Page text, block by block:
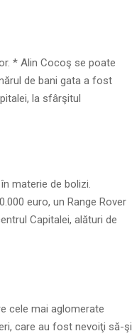
* Alin Cocoş se poate
de bani gata a fost
la sfârşitul
materie de bolizi.
euro, un Range Rover
Capitalei, alături de
cele mai aglomerate
care au fost nevoiţi să-şi